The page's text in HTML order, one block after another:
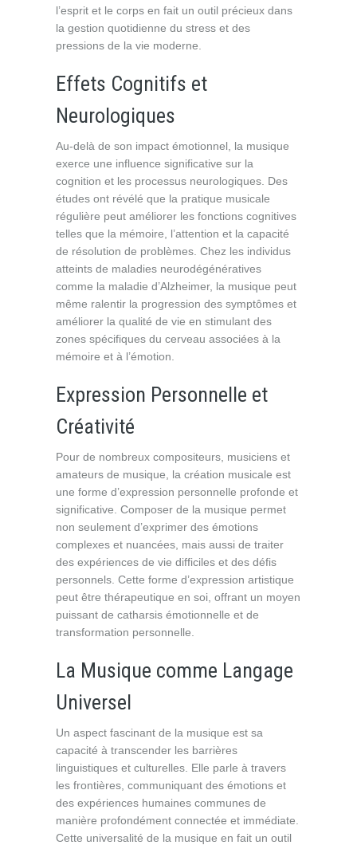
l’esprit et le corps en fait un outil précieux dans
la gestion quotidienne du stress et des
pressions de la vie moderne.
Effets Cognitifs et
Neurologiques
Au-delà de son impact émotionnel, la musique
exerce une influence significative sur la
cognition et les processus neurologiques. Des
études ont révélé que la pratique musicale
régulière peut améliorer les fonctions cognitives
telles que la mémoire, l’attention et la capacité
de résolution de problèmes. Chez les individus
atteints de maladies neurodégénératives
comme la maladie d’Alzheimer, la musique peut
même ralentir la progression des symptômes et
améliorer la qualité de vie en stimulant des
zones spécifiques du cerveau associées à la
mémoire et à l’émotion.
Expression Personnelle et
Créativité
Pour de nombreux compositeurs, musiciens et
amateurs de musique, la création musicale est
une forme d’expression personnelle profonde et
significative. Composer de la musique permet
non seulement d’exprimer des émotions
complexes et nuancées, mais aussi de traiter
des expériences de vie difficiles et des défis
personnels. Cette forme d’expression artistique
peut être thérapeutique en soi, offrant un moyen
puissant de catharsis émotionnelle et de
transformation personnelle.
La Musique comme Langage
Universel
Un aspect fascinant de la musique est sa
capacité à transcender les barrières
linguistiques et culturelles. Elle parle à travers
les frontières, communiquant des émotions et
des expériences humaines communes de
manière profondément connectée et immédiate.
Cette universalité de la musique en fait un outil